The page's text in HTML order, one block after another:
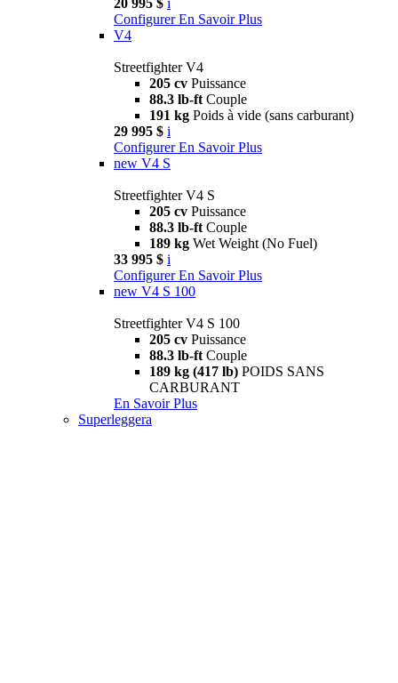
20 995 $ i
Configurer En Savoir Plus
V4
Streetfighter V4
205 cv Puissance
88.3 lb-ft Couple
191 kg Poids à vide (sans carburant)
29 995 $ i
Configurer En Savoir Plus
new V4 S
Streetfighter V4 S
205 cv Puissance
88.3 lb-ft Couple
189 kg Wet Weight (No Fuel)
33 995 $ i
Configurer En Savoir Plus
new V4 S 100
Streetfighter V4 S 100
205 cv Puissance
88.3 lb-ft Couple
189 kg (417 lb) POIDS SANS
CARBURANT
En Savoir Plus
Superleggera